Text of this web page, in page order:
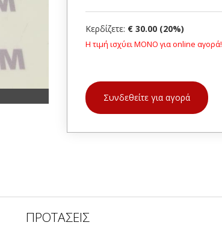
Κερδίζετε: € 30.00 (20%)
Η τιμή ισχύει ΜΟΝΟ για online αγορά!
Συνδεθείτε για αγορά
ΠΡΟΤΑΣΕΙΣ